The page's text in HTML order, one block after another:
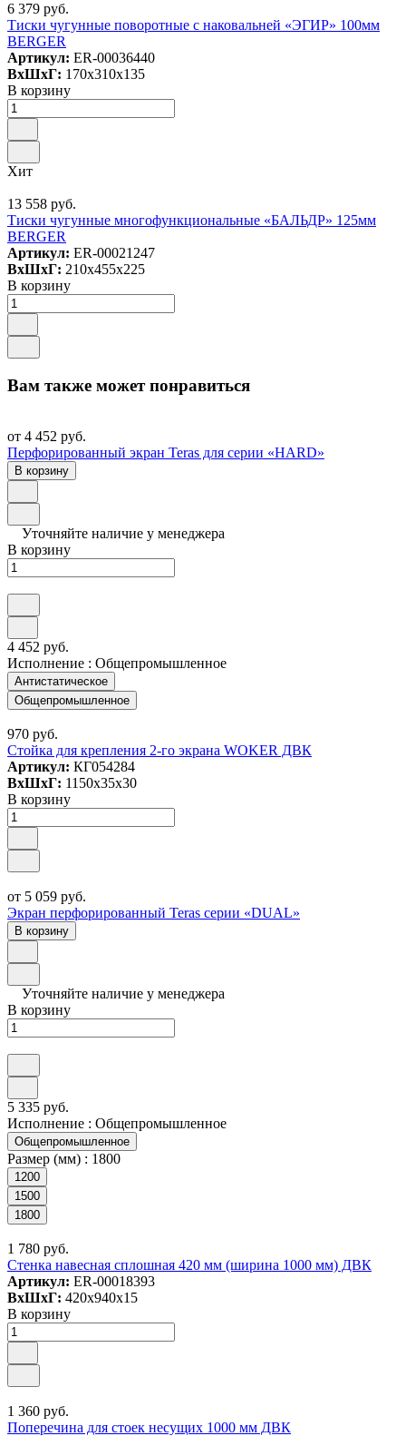
6 379 руб.
Тиски чугунные поворотные с наковальней «ЭГИР» 100мм
BERGER
Артикул: ER-00036440
ВxШxГ: 170x310x135
В корзину
Хит
13 558 руб.
Тиски чугунные многофункциональные «БАЛЬДР» 125мм
BERGER
Артикул: ER-00021247
ВxШxГ: 210x455x225
В корзину
Вам также может понравиться
от 4 452 руб.
Перфорированный экран Teras для серии «HARD»
В корзину
Уточняйте наличие у менеджера
В корзину
4 452 руб.
Исполнение : Общепромышленное
Антистатическое
Общепромышленное
970 руб.
Стойка для крепления 2-го экрана WOKER ДВК
Артикул: КГ054284
ВxШxГ: 1150x35x30
В корзину
от 5 059 руб.
Экран перфорированный Teras серии «DUAL»
В корзину
Уточняйте наличие у менеджера
В корзину
5 335 руб.
Исполнение : Общепромышленное
Общепромышленное
Размер (мм) : 1800
1200
1500
1800
1 780 руб.
Стенка навесная сплошная 420 мм (ширина 1000 мм) ДВК
Артикул: ER-00018393
ВxШxГ: 420x940x15
В корзину
1 360 руб.
Поперечина для стоек несущих 1000 мм ДВК